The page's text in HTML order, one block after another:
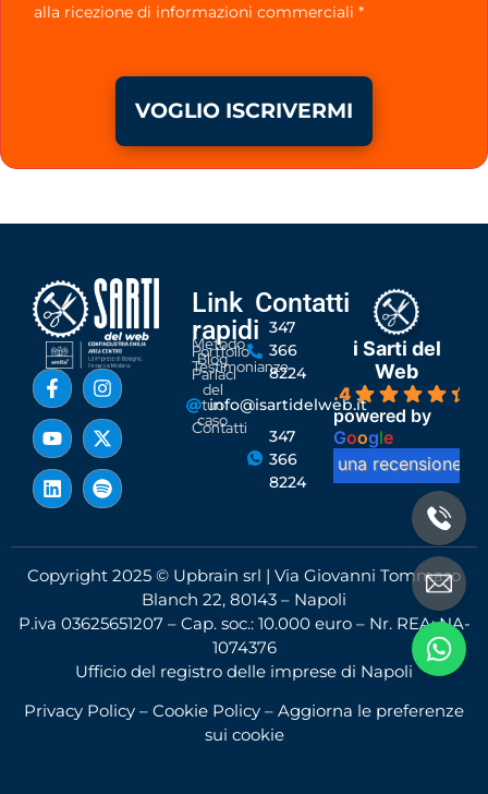
alla ricezione di informazioni commerciali *
VOGLIO ISCRIVERMI
Link
rapidi
Metodo
Portfolio
Blog
Testimonianze
Parlaci
del
tuo
caso
Contatti
Contatti
347
366
8224
info@isartidelweb.it
347
366
8224
i Sarti del
Web
4.4
powered by
Google
lascia una recensione su
Copyright 2025 © Upbrain srl | Via Giovanni Tommaso
Blanch 22, 80143 – Napoli
P.iva 03625651207 – Cap. soc.: 10.000 euro – Nr. REA: NA-
1074376
Ufficio del registro delle imprese di Napoli
Privacy Policy – Cookie Policy – Aggiorna le preferenze
sui cookie